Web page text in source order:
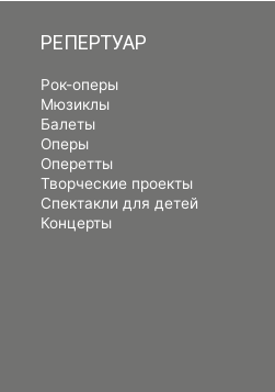
РЕПЕРТУАР
Рок-оперы
Мюзиклы
Балеты
Оперы
Оперетты
Творческие проекты
Спектакли для детей
Концерты